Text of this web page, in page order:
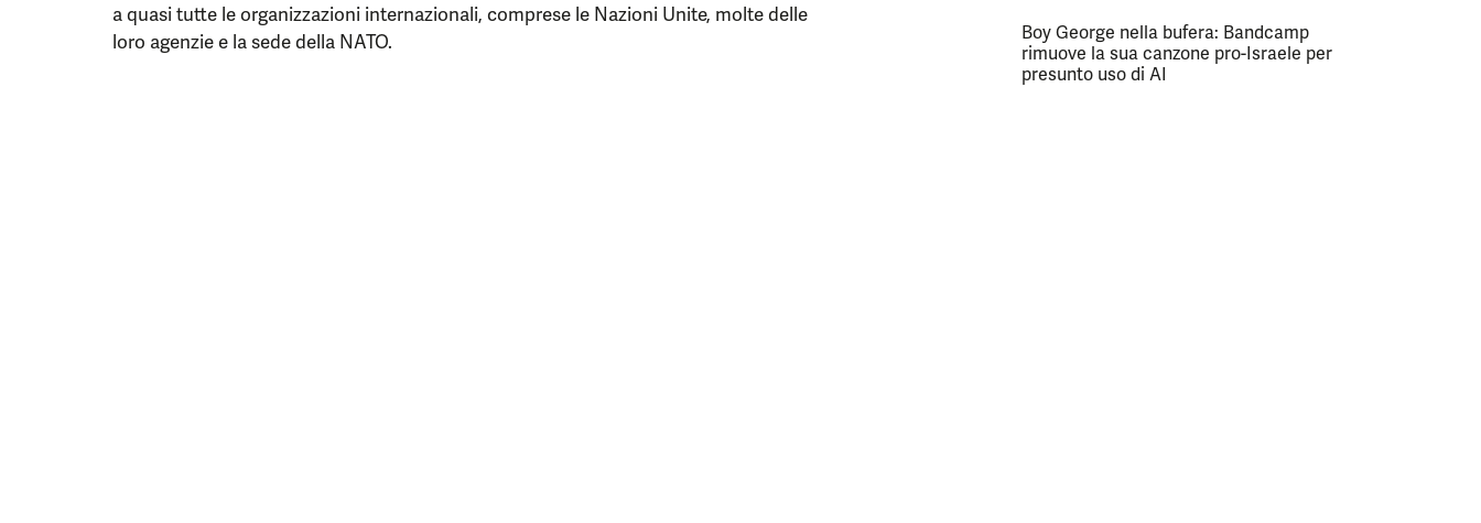
a quasi tutte le organizzazioni internazionali, comprese le Nazioni Unite, molte delle
loro agenzie e la sede della NATO.
Boy George nella bufera: Bandcamp
rimuove la sua canzone pro-Israele per
presunto uso di AI